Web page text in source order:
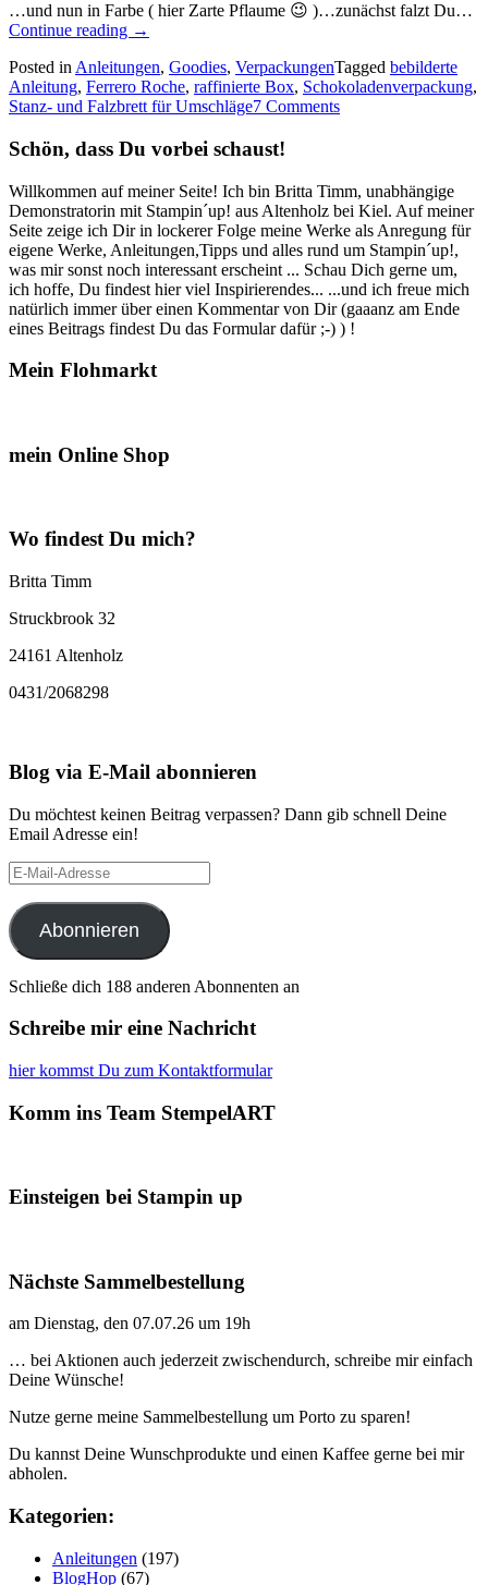
…und nun in Farbe ( hier Zarte Pflaume 😉 )…zunächst falzt Du…
Continue reading „Die
für
die
„raffinierte
→
Posted in Anleitungen, Goodies, VerpackungenTagged bebilderte
Anleitung, Ferrero Roche, raffinierte Box, Schokoladenverpackung,
Stanz- und Falzbrett für Umschläge7 Comments
Schön, dass Du vorbei schaust!
Willkommen auf meiner Seite! Ich bin Britta Timm, unabhängige
Demonstratorin mit Stampin´up! aus Altenholz bei Kiel. Auf meiner
Seite zeige ich Dir in lockerer Folge meine Werke als Anregung für
eigene Werke, Anleitungen,Tipps und alles rund um Stampin´up!,
was mir sonst noch interessant erscheint ... Schau Dich gerne um,
ich hoffe, Du findest hier viel Inspirierendes... ...und ich freue mich
natürlich immer über einen Kommentar von Dir (gaaanz am Ende
eines Beitrags findest Du das Formular dafür ;-) ) !
Mein Flohmarkt
mein Online Shop
Wo findest Du mich?
Britta Timm
Struckbrook 32
24161 Altenholz
0431/2068298
Blog via E-Mail abonnieren
Du möchtest keinen Beitrag verpassen? Dann gib schnell Deine
Email Adresse ein!
E-
Mail-
Adresse
Abonnieren
Schließe dich 188 anderen Abonnenten an
Schreibe mir eine Nachricht
hier kommst Du zum Kontaktformular
Komm ins Team StempelART
Einsteigen bei Stampin up
Nächste Sammelbestellung
am Dienstag, den 07.07.26 um 19h
… bei Aktionen auch jederzeit zwischendurch, schreibe mir einfach
Deine Wünsche!
Nutze gerne meine Sammelbestellung um Porto zu sparen!
Du kannst Deine Wunschprodukte und einen Kaffee gerne bei mir
abholen.
Kategorien:
Anleitungen (197)
BlogHop (67)